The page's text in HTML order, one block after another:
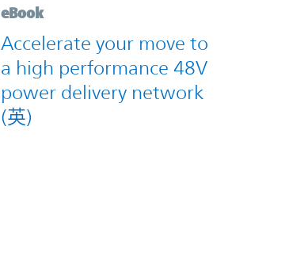
eBook
Accelerate your move to
a high performance 48V
power delivery network
(英)